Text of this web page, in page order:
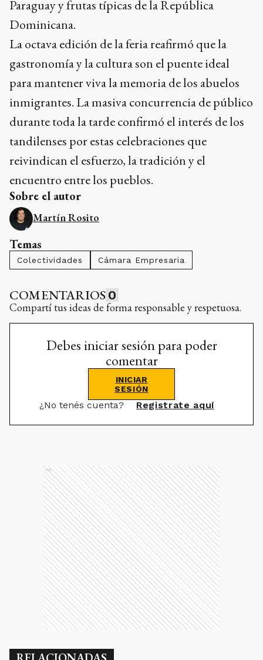
Paraguay y frutas típicas de la República
Dominicana.
La octava edición de la feria reafirmó que la
gastronomía y la cultura son el puente ideal
para mantener viva la memoria de los abuelos
inmigrantes. La masiva concurrencia de público
durante toda la tarde confirmó el interés de los
tandilenses por estas celebraciones que
reivindican el esfuerzo, la tradición y el
encuentro entre los pueblos.
Sobre el autor
Martín Rosito
Temas
Colectividades Cámara Empresaria
COMENTARIOS 0
Compartí tus ideas de forma responsable y respetuosa.
Debes iniciar sesión para poder
comentar
INICIAR
SESIÓN
¿No tenés cuenta? Registrate aquí
Ads